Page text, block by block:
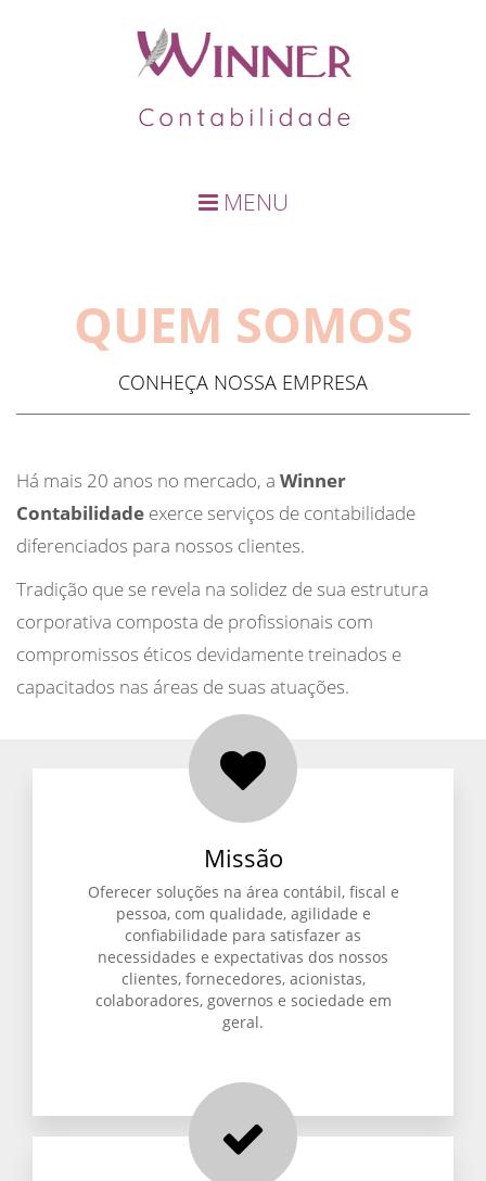
MENU
QUEM SOMOS
CONHEÇA NOSSA EMPRESA
Há mais 20 anos no mercado, a Winner
Contabilidade exerce serviços de contabilidade
diferenciados para nossos clientes.
Tradição que se revela na solidez de sua estrutura
corporativa composta de profissionais com
compromissos éticos devidamente treinados e
capacitados nas áreas de suas atuações.
Missão
Oferecer soluções na área contábil, fiscal e
pessoa, com qualidade, agilidade e
confiabilidade para satisfazer as
necessidades e expectativas dos nossos
clientes, fornecedores, acionistas,
colaboradores, governos e sociedade em
geral.